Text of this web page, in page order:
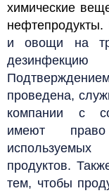
химические
нефтепродукты.
и овощи на
проведена,
компании с
имеют
продуктов.
тем, чтобы